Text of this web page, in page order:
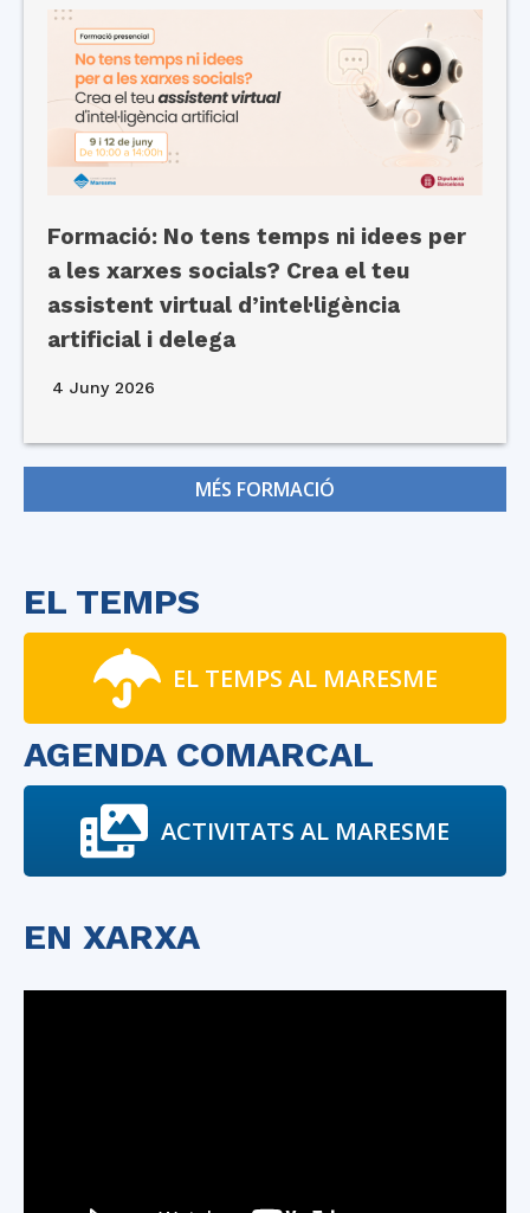
Formació: No tens temps ni idees per
a les xarxes socials? Crea el teu
assistent virtual d’intel·ligència
artificial i delega
4 Juny 2026
MÉS FORMACIÓ
EL TEMPS
EL TEMPS AL MARESME
AGENDA COMARCAL
ACTIVITATS AL MARESME
EN XARXA